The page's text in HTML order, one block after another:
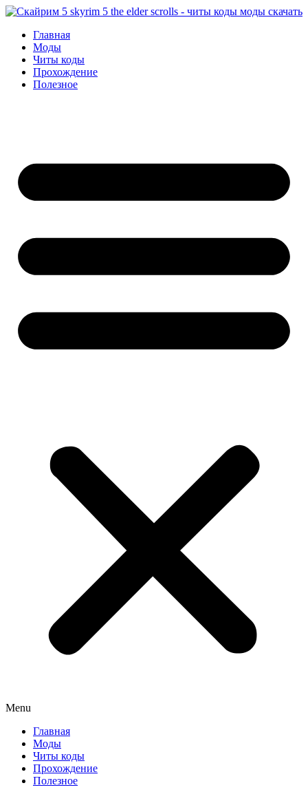
Перейти
содержимому
Главная
Моды
Читы коды
Прохождение
Полезное
Menu
Главная
Моды
Читы коды
Прохождение
Полезное